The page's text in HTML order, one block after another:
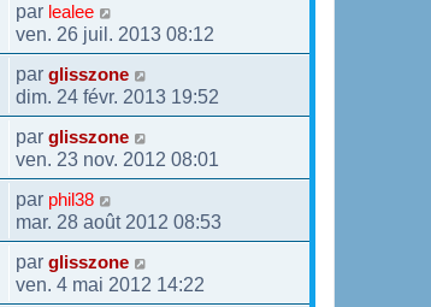
par lealee
ven. 26 juil. 2013 08:12
par glisszone
dim. 24 févr. 2013 19:52
par glisszone
ven. 23 nov. 2012 08:01
par phil38
mar. 28 août 2012 08:53
par glisszone
ven. 4 mai 2012 14:22